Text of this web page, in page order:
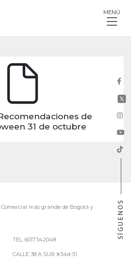
MENÚ
de
31 de octubre
TEL. 6017342048
CALLE 38 A SUR #34d-51